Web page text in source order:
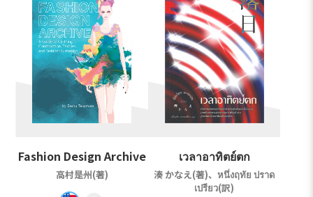
Fashion Design Archive
高村是州(著)
เวลาอาทิตย์ตก
湊 かなえ(著)、หนึ่งฤทัย ปราด
เปรียว(訳)